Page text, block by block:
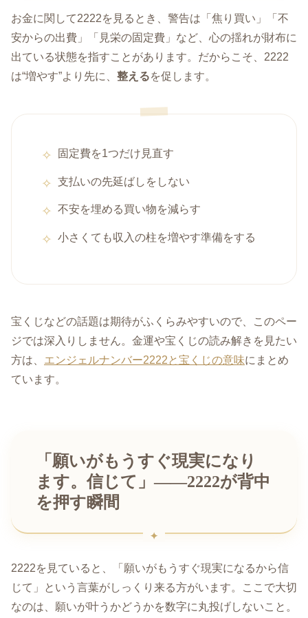
お金に関して2222を見るとき、警告は「焦り買い」「不
安からの出費」「見栄の固定費」など、心の揺れが財布に
出ている状態を指すことがあります。だからこそ、2222
は“増やす”より先に、 整えるを促します。
固定費を1つだけ見直す
支払いの先延ばしをしない
不安を埋める買い物を減らす
小さくても収入の柱を増やす準備をする
宝くじなどの話題は期待がふくらみやすいので、このペー
ジでは深入りしません。金運や宝くじの読み解きを見たい
方は、 エンジェルナンバー2222と宝くじの意味にまとめ
ています。
「願いがもうすぐ現実になり
ます。信じて」——2222が背中
を押す瞬間
2222を見ていると、「願いがもうすぐ現実になるから信
じて」という言葉がしっくり来る方がいます。ここで大切
なのは、願いが叶うかどうかを数字に丸投げしないこと。